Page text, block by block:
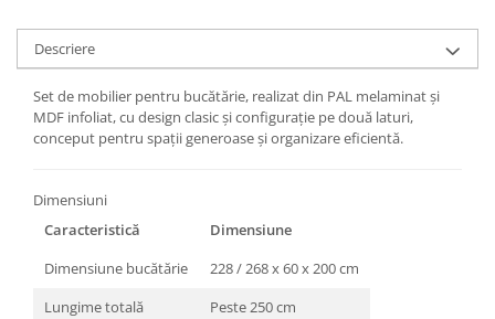
Descriere
Set de mobilier pentru bucătărie, realizat din PAL melaminat și
MDF infoliat, cu design clasic și configurație pe două laturi,
conceput pentru spații generoase și organizare eficientă.
Dimensiuni
Caracteristică
Dimensiune
Dimensiune bucătărie
228 / 268 x 60 x 200 cm
Lungime totală
Peste 250 cm